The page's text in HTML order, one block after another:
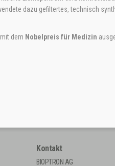
dazu gefiltertes, technisch
dem Nobelpreis für Medizin
Kontakt
BIOPTRON AG